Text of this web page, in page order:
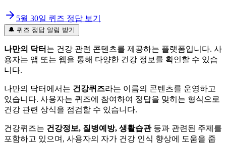
5월 30일 퀴즈 정답 보기
🔔 퀴즈 정답 알림 받기
나만의 닥터 는 건강 관련 콘텐츠를 제공하는 플랫폼입니다. 사
용자는 앱 또는 웹을 통해 다양한 건강 정보를 확인할 수 있습
니다.
나만의 닥터에서는 건강퀴즈라는 이름의 콘텐츠를 운영하고
있습니다. 사용자는 퀴즈에 참여하여 정답을 맞히는 형식으로
건강 관련 상식을 점검할 수 있습니다.
건강퀴즈는 건강정보, 질병예방, 생활습관등과 관련된 주제를
포함하고 있으며, 사용자의 자가 건강 인식 향상에 도움을 줍